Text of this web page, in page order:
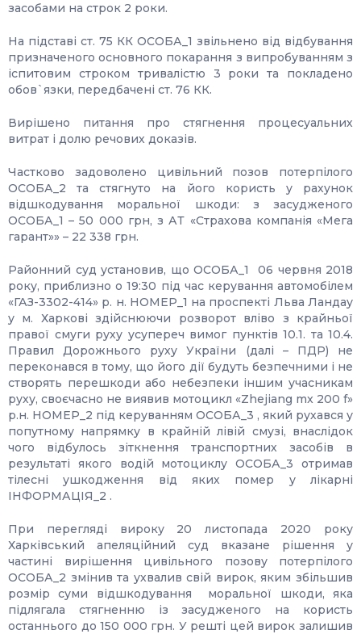
засобами на строк 2 роки.
На підставі ст. 75 КК ОСОБА_1 звільнено від відбування
призначеного основного покарання з випробуванням з
іспитовим строком тривалістю 3 роки та покладено
обов`язки, передбачені ст. 76 КК.
Вирішено питання про стягнення процесуальних
витрат і долю речових доказів.
Частково задоволено цивільний позов потерпілого
ОСОБА_2 та стягнуто на його користь у рахунок
відшкодування моральної шкоди: з засудженого
ОСОБА_1 – 50 000 грн, з АТ «Страхова компанія «Мега
гарант»» – 22 338 грн.
Районний суд установив, що ОСОБА_1 06 червня 2018
року, приблизно о 19:30 під час керування автомобілем
«ГАЗ-3302-414» р. н. НОМЕР_1 на проспекті Льва Ландау
у м. Харкові здійснюючи розворот вліво з крайньої
правої смуги руху усупереч вимог пунктів 10.1. та 10.4.
Правил Дорожнього руху України (далі – ПДР) не
переконався в тому, що його дії будуть безпечними і не
створять перешкоди або небезпеки іншим учасникам
руху, своєчасно не виявив мотоцикл «Zhejiang mx 200 f»
р.н. НОМЕР_2 під керуванням ОСОБА_3 , який рухався у
попутному напрямку в крайній лівій смузі, внаслідок
чого відбулось зіткнення транспортних засобів в
результаті якого водій мотоциклу ОСОБА_3 отримав
тілесні ушкодження від яких помер у лікарні
ІНФОРМАЦІЯ_2 .
При перегляді вироку 20 листопада 2020 року
Харківський апеляційний суд вказане рішення у
частині вирішення цивільного позову потерпілого
ОСОБА_2 змінив та ухвалив свій вирок, яким збільшив
розмір суми відшкодування моральної шкоди, яка
підлягала стягненню із засудженого на користь
останнього до 150 000 грн. У решті цей вирок залишив